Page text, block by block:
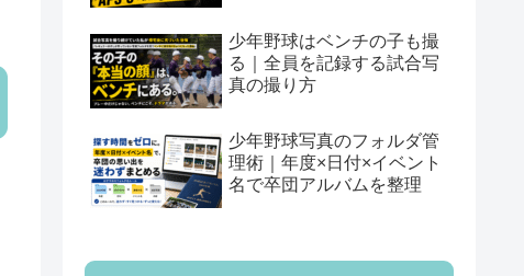
少年野球はベンチの子も撮
る｜全員を記録する試合写
真の撮り方
少年野球写真のフォルダ管
理術｜年度×日付×イベント
名で卒団アルバムを整理